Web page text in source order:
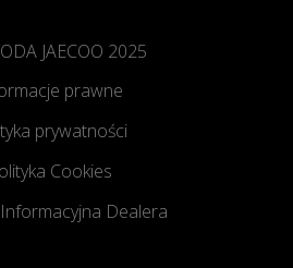
JAECOO 2025
prawne
prywatności
Cookies
Dealera